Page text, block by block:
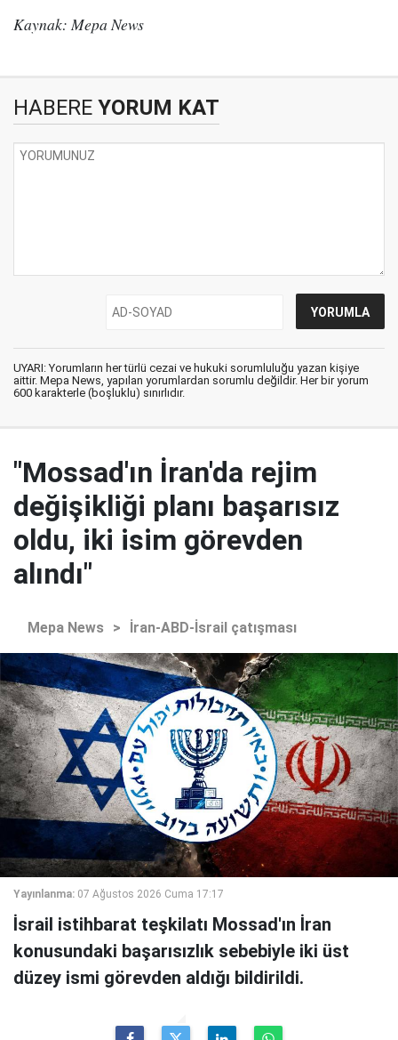
Kaynak: Mepa News
HABERE YORUM KAT
UYARI: Yorumların her türlü cezai ve hukuki sorumluluğu yazan kişiye
aittir. Mepa News, yapılan yorumlardan sorumlu değildir. Her bir yorum
600 karakterle (boşluklu) sınırlıdır.
"Mossad'ın İran'da rejim
değişikliği planı başarısız
oldu, iki isim görevden
alındı"
Mepa News > İran-ABD-İsrail çatışması
Yayınlanma: 07 Ağustos 2026 Cuma 17:17
İsrail istihbarat teşkilatı Mossad'ın İran
konusundaki başarısızlık sebebiyle iki üst
düzey ismi görevden aldığı bildirildi.